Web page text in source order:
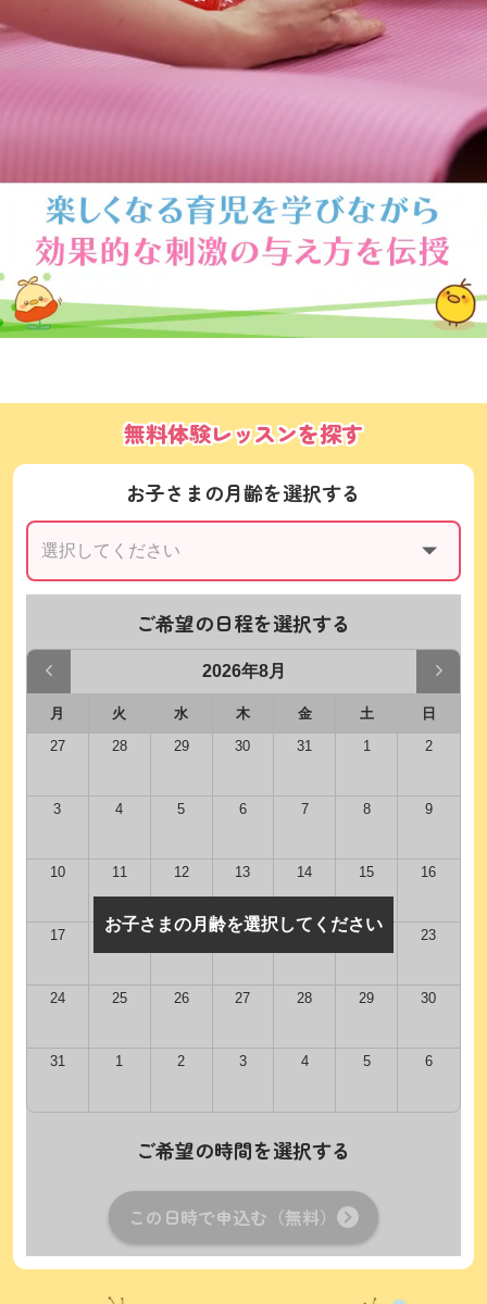
無料体験レッスンを探す
お子さまの月齢を選択する
ご希望の日程を選択する
2026年8月
月 火 水 木 金 土
日
27
28 29 30 31 1 2
3 4 5 6 7 8 9
10 11 12 13 14 15 16
17 18 19 20 21 22 23
24 25 26 27 28 29 30
31 1 2 3 4 5 6
ご希望の時間を選択する
この日時で申込む（無料）
お子さまの月齢を選択してください